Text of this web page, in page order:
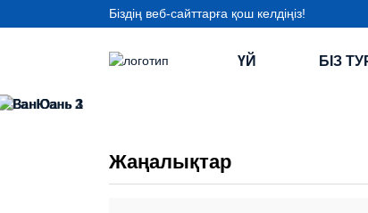
Біздің веб-сайттарға қош келдіңіз!
ҮЙ БІЗ
Жаңалықтар